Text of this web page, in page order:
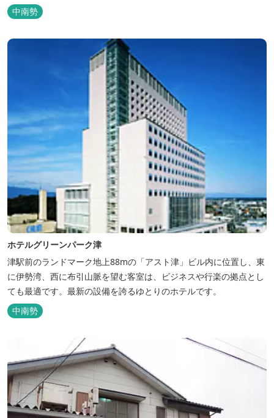
ニティ付き女性専用フロアやビジネスマンに最適なパソコン・プリ
ンター設置のお部屋など多種多様な部屋タイプ・サービスをご用
意。本質の時間、至上の空間をお届けいたします。 また１Fにはカ
中南勢
ホテルグリーンパーク津
津駅前のランドマーク地上88mの「アスト津」ビル内に位置し、東
に伊勢湾、西に布引山脈を望む客室は、ビジネスや行楽の拠点とし
ても最適です。最新の設備を誇るゆとりのホテルです。
中南勢